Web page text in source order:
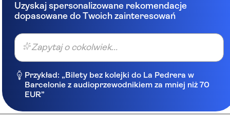
Uzyskaj spersonalizowane rekomendacje
dopasowane do Twoich zainteresowań
Zapytaj o cokolwiek...
Przykład: „Bilety bez kolejki do La Pedrera w
Barcelonie z audioprzewodnikiem za mniej niż 70
EUR”